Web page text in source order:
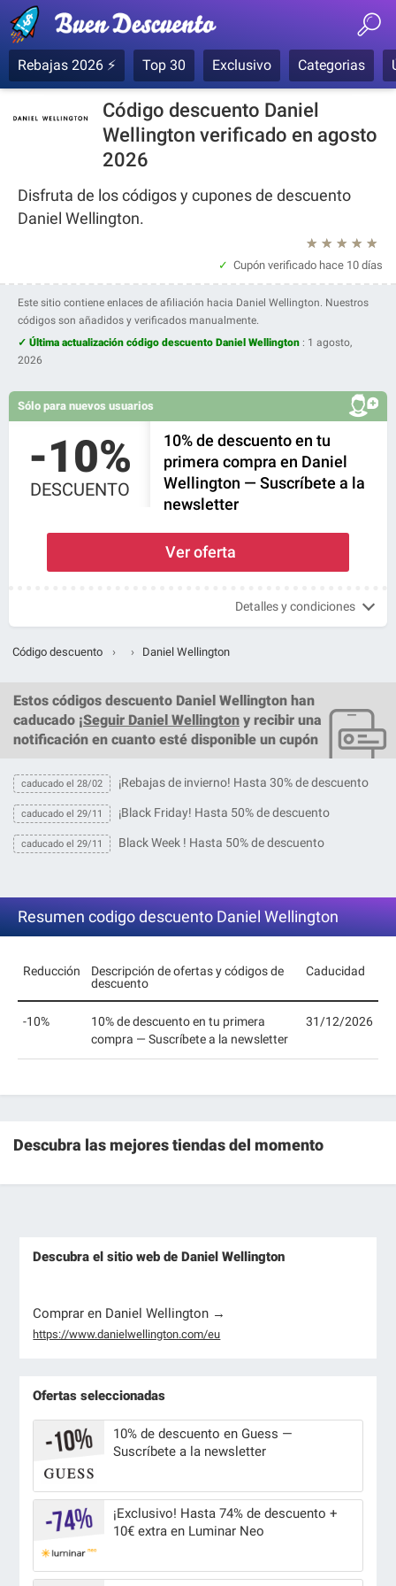
Rebajas 2026 ⚡ Top 30 Exclusivo Categorias
Código descuento Daniel
Wellington verificado en agosto
2026
Disfruta de los códigos y cupones de descuento
Daniel Wellington.
★
★
★
★
★
Cupón verificado hace 10 días
Este sitio contiene enlaces de afiliación hacia Daniel Wellington. Nuestros
códigos son añadidos y verificados manualmente.
✓ Última actualización código descuento Daniel Wellington : 1 agosto,
2026
Sólo para nuevos usuarios
-10%
DESCUENTO
10% de descuento en tu
primera compra en Daniel
Wellington — Suscríbete a la
newsletter
Ver oferta
Detalles y condiciones
Código descuento › › Daniel Wellington
Estos códigos descuento Daniel Wellington han
caducado ¡Seguir Daniel Wellington y recibir una
notificación en cuanto esté disponible un cupón
caducado el 28/02 ¡Rebajas de invierno! Hasta 30% de descuento
caducado el 29/11 ¡Black Friday! Hasta 50% de descuento
caducado el 29/11 Black Week ! Hasta 50% de descuento
Resumen codigo descuento Daniel Wellington
Reducción
Descripción de ofertas y códigos de
descuento
Caducidad
-10%
10% de descuento en tu primera
compra — Suscríbete a la newsletter
31/12/2026
Descubra las mejores tiendasdel momento
Descubra el sitio web de Daniel Wellington
Comprar en Daniel Wellington →
https://www.danielwellington.com/eu
Ofertas seleccionadas
10% de descuento en Guess —
Suscríbete a la newsletter
¡Exclusivo! Hasta 74% de descuento +
10€ extra en Luminar Neo